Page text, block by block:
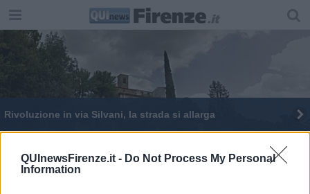
QUInewsFirenze.it - Do Not Process My Personal
Information
Rivoluzione in via Silvani, la strada si allarga
statue
Giorno dei morti, ecco i provvedimenti al traffico